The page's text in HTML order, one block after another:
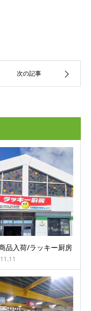
次の記事
品入荷/ラッキー厨房